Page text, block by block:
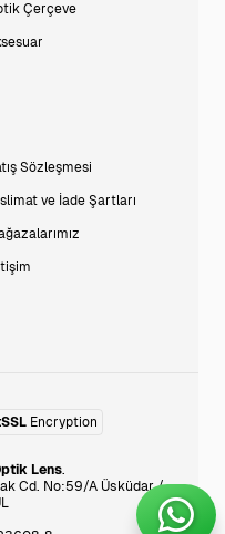
Çerçeve
Sözleşmesi
ve İade Şartları
Encryption
Lens.
Cd. No:59/A Üsküdar /